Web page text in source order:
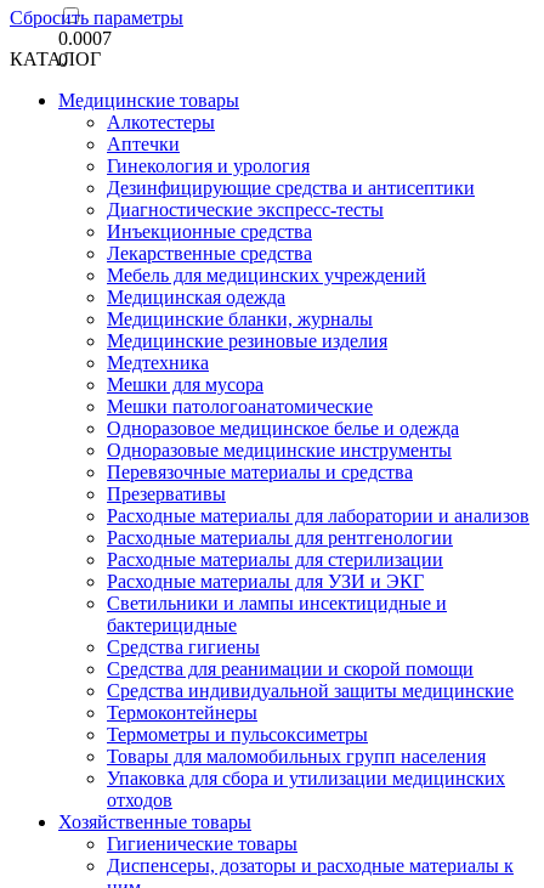
0.0007
0
Сбросить параметры
КАТАЛОГ
Медицинские товары
Алкотестеры
Аптечки
Гинекология и урология
Дезинфицирующие средства и антисептики
Диагностические экспресс-тесты
Инъекционные средства
Лекарственные средства
Мебель для медицинских учреждений
Медицинская одежда
Медицинские бланки, журналы
Медицинские резиновые изделия
Медтехника
Мешки для мусора
Мешки патологоанатомические
Одноразовое медицинское белье и одежда
Одноразовые медицинские инструменты
Перевязочные материалы и средства
Презервативы
Расходные материалы для лаборатории и анализов
Расходные материалы для рентгенологии
Расходные материалы для стерилизации
Расходные материалы для УЗИ и ЭКГ
Светильники и лампы инсектицидные и
бактерицидные
Средства гигиены
Средства для реанимации и скорой помощи
Средства индивидуальной защиты медицинские
Термоконтейнеры
Термометры и пульсоксиметры
Товары для маломобильных групп населения
Упаковка для сбора и утилизации медицинских
отходов
Хозяйственные товары
Гигиенические товары
Диспенсеры, дозаторы и расходные материалы к